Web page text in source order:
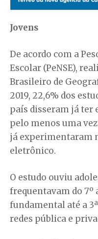
Jovens
De acordo com a
Escolar (PeNSE),
Brasileiro de
2019, 22,6% dos
país disseram já ter
pelo menos uma
já experimentaram
eletrônico.
O estudo ouviu
frequentavam do 7º
fundamental até a
redes pública e